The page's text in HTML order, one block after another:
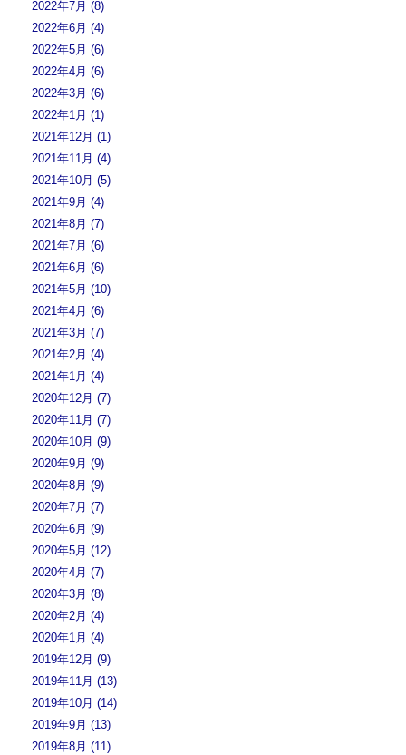
2022年7月 (8)
2022年6月 (4)
2022年5月 (6)
2022年4月 (6)
2022年3月 (6)
2022年1月 (1)
2021年12月 (1)
2021年11月 (4)
2021年10月 (5)
2021年9月 (4)
2021年8月 (7)
2021年7月 (6)
2021年6月 (6)
2021年5月 (10)
2021年4月 (6)
2021年3月 (7)
2021年2月 (4)
2021年1月 (4)
2020年12月 (7)
2020年11月 (7)
2020年10月 (9)
2020年9月 (9)
2020年8月 (9)
2020年7月 (7)
2020年6月 (9)
2020年5月 (12)
2020年4月 (7)
2020年3月 (8)
2020年2月 (4)
2020年1月 (4)
2019年12月 (9)
2019年11月 (13)
2019年10月 (14)
2019年9月 (13)
2019年8月 (11)